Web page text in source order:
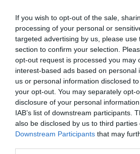
If you wish to opt-out of the sale,
processing of your personal or
targeted advertising by us, please use
section to confirm your selection.
opt-out request is processed you may
interest-based ads based on personal
us or personal information disclosed
your opt-out. You may separately opt-
disclosure of your personal
IAB’s list of downstream participants.
also be disclosed by us to third parties
Downstream Participants that may
inteligencia de mercado de
de datos monitoriza en tiempo real
clubes de LaLiga, Liga F y Primera
ligas europeas; 22 clubes de ACB
veintena de Euroliga, Eurocup y
La plataforma también
todos los eventos deportivos, de
música en España, así como más
de patrocinio en el mercado
contratos de las ligas europeas y
fútbol y baloncesto, segmentados
tipología de activos, marcas,
valor económico aproximado de